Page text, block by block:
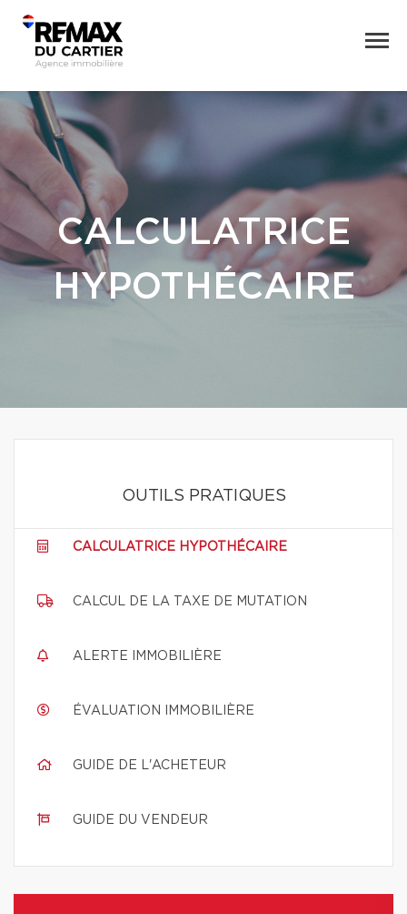
CALCULATRICE
HYPOTHÉCAIRE
OUTILS PRATIQUES
CALCULATRICE HYPOTHÉCAIRE
CALCUL DE LA TAXE DE MUTATION
ALERTE IMMOBILIÈRE
ÉVALUATION IMMOBILIÈRE
GUIDE DE L'ACHETEUR
GUIDE DU VENDEUR